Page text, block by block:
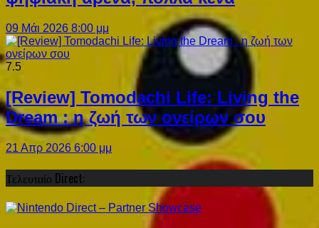
09 Μάι 2026 8:00 μμ
7.5
[Review] Tomodachi Life: Living the
Dream : η ζωή των ονείρων σου
21 Απρ 2026 6:00 μμ
Τελευταίο Direct: